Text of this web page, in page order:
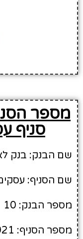
מספר
סניף
שם הבנק: בנק
שם הסניף:
מספר הבנק: 10
מספר הסניף: 921